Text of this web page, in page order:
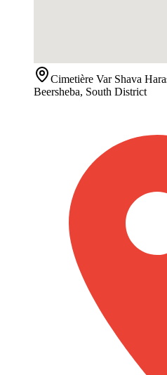
Cimetière Var Shava
Beersheba, South District